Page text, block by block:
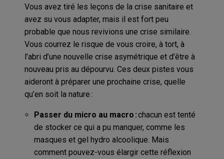
Vous avez tiré les leçons de la crise sanitaire et
avez su vous adapter, mais il est fort peu
probable que nous revivions une crise similaire.
Vous courrez le risque de vous croire, à tort, à
l’abri d’une nouvelle crise asymétrique et d’être à
nouveau pris au dépourvu. Ces deux pistes vous
aideront à préparer une prochaine crise, quelle
qu’en soit la nature :
Passer du micro au macro :chacun est tenté
de stocker ce qui a pu manquer, comme les
masques et gel hydro alcoolique. Mais
comment pouvez-vous élargir cette réflexion